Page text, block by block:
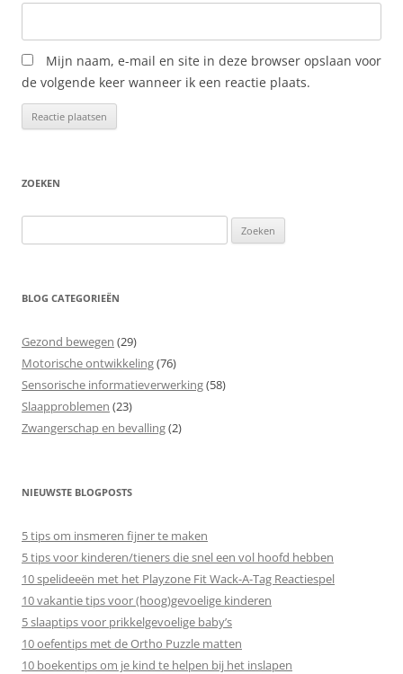
Mijn naam, e-mail en site in deze browser opslaan voor
de volgende keer wanneer ik een reactie plaats.
ZOEKEN
naar:
BLOG CATEGORIEËN
Gezond bewegen (29)
Motorische ontwikkeling(76)
Sensorische informatieverwerking(58)
Slaapproblemen (23)
Zwangerschap en bevalling(2)
NIEUWSTE BLOGPOSTS
5 tips om insmeren fijner te maken
5 tips voor kinderen/tieners die snel een vol hoofd hebben
10 spelideeën met het Playzone Fit Wack-A-Tag Reactiespel
10 vakantie tips voor (hoog)gevoelige kinderen
5 slaaptips voor prikkelgevoelige baby’s
10 oefentips met de Ortho Puzzle matten
10 boekentips om je kind te helpen bij het inslapen